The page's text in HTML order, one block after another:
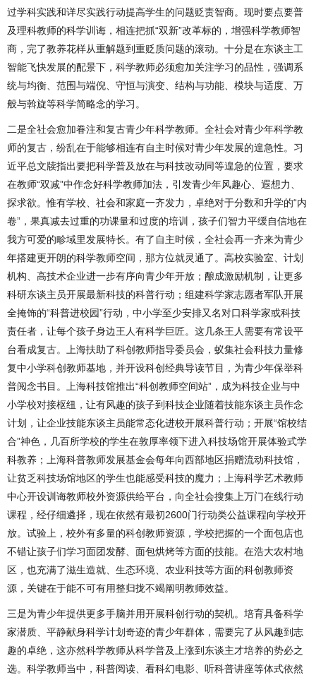
过学科实践和详尽实践行动提高学生的问题贬责智商。现时要点要普
及理科教师的科学训诲，相连把抓“双新”改革标的，增强科学教师智
商，完了教养花样从重解题到重贬质问题的滚动。十分是在东谈主工
智能飞快发展的配景下，科学教师必须愈加关注学习的品性，强调系
统与均衡、范围与端倪、守恒与演变、结构与功能、模块与适度、万
般与斡旋等科学简略念的学习。
二是全社会愈加眷注和复古青少年科学教师。全社会对青少年科学教
师的复古，纷乱在于能够相连有自主时候对青少年发展的遑急性。习
近平总文牍指出要把科学普及放在与科技改动同等遑急的位置，要求
在教师“双减”中作念好科学教师加法，引发青少年风趣心、遐想力、
探求欲。惟有学校、社会和家庭一齐发力，卓绝对于分数和升学的“内
卷”，果真减去过重的功课量和过度的培训，孩子们智力平缓自信地在
我方可爱的畛域里发展特长。有了自主时候，全社会再一齐来为青少
年搭建更开朗的科学教师空间，那方位就灵通了。高校实验室、计划
机构、高技术企业进一步有序向青少年开放；酿成激励机制，让更多
科研东谈主员开展最新科技的科普行动；组建科学家志愿者军队开展
全掩饰的“科普进校园”行动，中小学至少安排又名对口科学家或科技
责任者，让每个孩子身边王人有科学巨匠。这几条王人需要有常设平
台看成复古。上海扶助了科创教师指导委员会，蚁集社会科技力量修
复中小学科创教师基地，并开设科创经典导读节目，为青少年保举科
普阅念书目。上海科技馆推出“科创教师空间站”，成为科技企业与中
小学校对接枢纽，让有风趣的孩子到科技企业随着技能东谈主员作念
计划，让企业技能东谈主员能常态化进校开展科普行动；开展“馆校结
合”神色，几百所学校的学生在敦厚率领下进入科技场馆开展体验式学
科教养；上海科普教师发展基金会每年向西部地区捐赠流动科技馆，
让贫乏科技场馆地区的学生也能感受科技的魔力；上海科学艺术教师
中心开设训诲教师校外资源供给平台，向全社会搜集上万门在线行动
课程，经仔细遴择，现在依然有最初2600门行动类公益课程向学校开
放。试验上，校外有多量的科创教师资源，学校把握的一个面包店也
不错让孩子们学习面团发酵、面包烘烤等方面的技能。在浩大农村地
区，也充满了滋生造就、生态环境、农业科技等方面的科创教师资
源，关键在于能不可有用整归拢不竭阐明教师效益。
三是为青少年提供更多手脑并用开展科创行动的契机。培育具备科学
家潜质、平静献身科学计划奇迹的青少年群体，需要完了从风趣到志
趣的卓绝，这亦然科学教师从科学普及上涨到东谈主才培养的势必之
选。科学教师当中，科普阅读、看科幻电影、听科普讲座等体式依然